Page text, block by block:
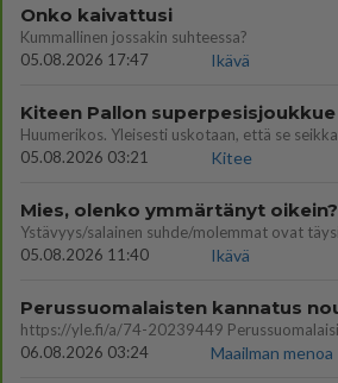
Onko kaivattusi
Kummallinen jossakin suhteessa?
05.08.2026 17:47
Ikävä
05.08.2026 03:21
Kitee
Mies, olenko ymmärtänyt oikein?
05.08.2026 11:40
Ikävä
06.08.2026 03:24
Maailman menoa